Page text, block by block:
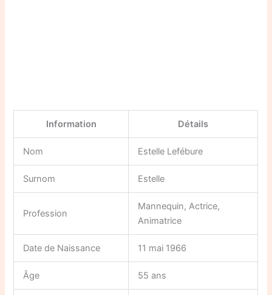
Information Détails
Nom Estelle Lefébure
Surnom Estelle
Profession
Mannequin, Actrice,
Animatrice
Date de Naissance 11 mai 1966
Âge 55 ans